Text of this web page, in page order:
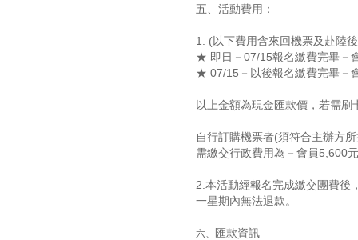
五、活動費用：
1. (以下費用含來回機票及赴陸
★ 即日－07/15報名繳費完畢－
★ 07/15－以後報名繳費完畢－
以上金額為現金匯款價，若需
自行訂購機票者(須符合主辦方
需繳交行政費用為－會員5,600
2.本活動經報名完成繳交團費後
一星期內無法退款。
六、
匯款資訊